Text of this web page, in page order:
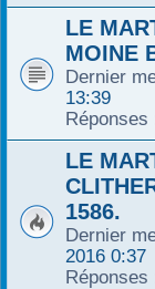
LE
MOINE
Dernier
13:39
Réponses
LE
1586.
Dernier
2016 0:37
Réponses